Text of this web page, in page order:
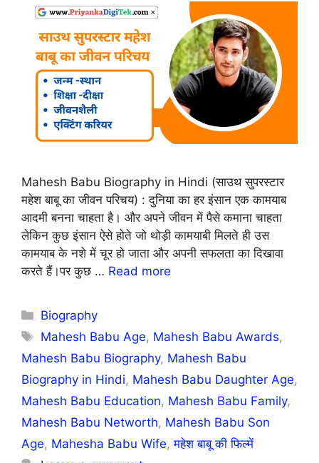
Mahesh Babu Biography in Hindi (साउथ सुपरस्टार
महेश बाबू का जीवन परिचय) : दुनिया का हर इंसान एक कामयाब
आदमी बनना चाहता है। और अपने जीवन में पैसे कमाना चाहता
लेकिन कुछ इंसान ऐसे होते जो थोड़ी कामयाबी मिलते ही उस
कामयाब के नशे में चूर हो जाता और अपनी सफलता का दिखावा
करते हैं।पर कुछ … Read more
Categories
Biography
Tags
Mahesh Babu Age, Mahesh Babu Awards,
Mahesh Babu Biography, Mahesh Babu
Biography in Hindi, Mahesh Babu Daughter Age,
Mahesh Babu Education, Mahesh Babu Family,
Mahesh Babu Networth, Mahesh Babu Son
Age, Mahesha Babu Wife,महेश बाबू की फिल्में